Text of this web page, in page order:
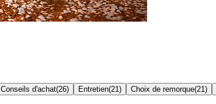
Conseils d'achat(26) Entretien(21 ) Choix de remorque(21 )